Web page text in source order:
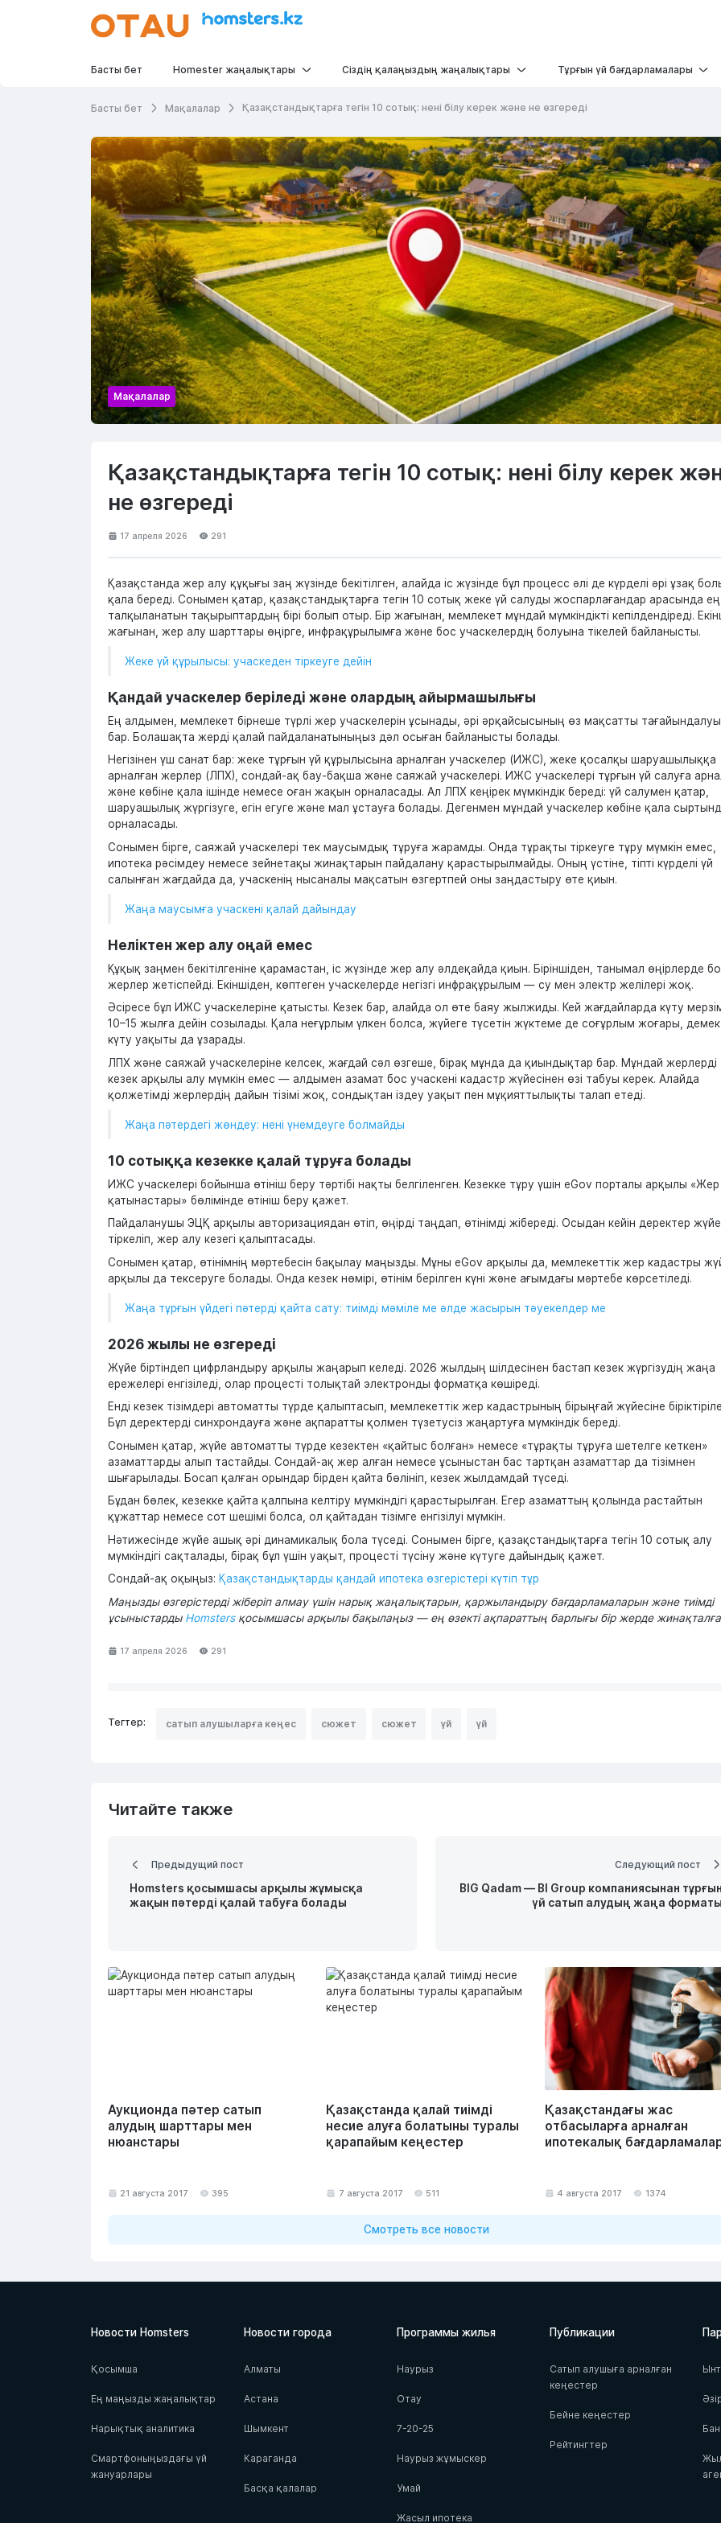
Басты бет Homester жаңалықтары Сіздің қалаңыздың жаңалықтары Тұрғын үй бағдарламалары
Басты бет Мақалалар Қазақстандықтарға тегін 10 сотық: нені білу керек және не өзгереді
Мақалалар
Қазақстандықтарға тегін 10 сотық: нені білу керек
не өзгереді
17 апреля 2026 291
Қазақстанда жер алу құқығы заң жүзінде бекітілген, алайда іс жүзінде бұл процесс әлі де күрделі әрі ұзақ
қала береді. Сонымен қатар, қазақстандықтарға тегін 10 сотық жеке үй салуды жоспарлағандар арасында
талқыланатын тақырыптардың бірі болып отыр. Бір жағынан, мемлекет мұндай мүмкіндікті кепілдендіреді.
жағынан, жер алу шарттары өңірге, инфрақұрылымға және бос учаскелердің болуына тікелей байланысты.
Жеке үй құрылысы: учаскеден тіркеуге дейін
Қандай учаскелер беріледі және олардың айырмашылығы
Ең алдымен, мемлекет бірнеше түрлі жер учаскелерін ұсынады, әрі әрқайсысының өз мақсатты тағайындалуы
бар. Болашақта жерді қалай пайдаланатыныңыз дәл осыған байланысты болады.
Негізінен үш санат бар: жеке тұрғын үй құрылысына арналған учаскелер (ИЖС), жеке қосалқы шаруашылыққа
арналған жерлер (ЛПХ), сондай-ақ бау-бақша және саяжай учаскелері. ИЖС учаскелері тұрғын үй салуға
және көбіне қала ішінде немесе оған жақын орналасады. Ал ЛПХ кеңірек мүмкіндік береді: үй салумен қатар,
шаруашылық жүргізуге, егін егуге және мал ұстауға болады. Дегенмен мұндай учаскелер көбіне қала
орналасады.
Сонымен бірге, саяжай учаскелері тек маусымдық тұруға жарамды. Онда тұрақты тіркеуге тұру мүмкін емес,
ипотека рәсімдеу немесе зейнетақы жинақтарын пайдалану қарастырылмайды. Оның үстіне, тіпті күрделі үй
салынған жағдайда да, учаскенің нысаналы мақсатын өзгертпей оны заңдастыру өте қиын.
Жаңа маусымға учаскені қалай дайындау
Неліктен жер алу оңай емес
Құқық заңмен бекітілгеніне қарамастан, іс жүзінде жер алу әлдеқайда қиын. Біріншіден, танымал өңірлерде
жерлер жетіспейді. Екіншіден, көптеген учаскелерде негізгі инфрақұрылым — су мен электр желілері жоқ.
Әсіресе бұл ИЖС учаскелеріне қатысты. Кезек бар, алайда ол өте баяу жылжиды. Кей жағдайларда күту
10–15 жылға дейін созылады. Қала неғұрлым үлкен болса, жүйеге түсетін жүктеме де соғұрлым жоғары, демек
күту уақыты да ұзарады.
ЛПХ және саяжай учаскелеріне келсек, жағдай сәл өзгеше, бірақ мұнда да қиындықтар бар. Мұндай жерлерді
кезек арқылы алу мүмкін емес — алдымен азамат бос учаскені кадастр жүйесінен өзі табуы керек. Алайда
қолжетімді жерлердің дайын тізімі жоқ, сондықтан іздеу уақыт пен мұқияттылықты талап етеді.
Жаңа пәтердегі жөндеу: нені үнемдеуге болмайды
10 сотыққа кезекке қалай тұруға болады
ИЖС учаскелері бойынша өтініш беру тәртібі нақты белгіленген. Кезекке тұру үшін eGov порталы арқылы «Жер
қатынастары» бөлімінде өтініш беру қажет.
Пайдаланушы ЭЦҚ арқылы авторизациядан өтіп, өңірді таңдап, өтінімді жібереді. Осыдан кейін деректер
тіркеліп, жер алу кезегі қалыптасады.
Сонымен қатар, өтінімнің мәртебесін бақылау маңызды. Мұны eGov арқылы да, мемлекеттік жер кадастры
арқылы да тексеруге болады. Онда кезек нөмірі, өтінім берілген күні және ағымдағы мәртебе көрсетіледі.
Жаңа тұрғын үйдегі пәтерді қайта сату: тиімді мәміле ме әлде жасырын тәуекелдер ме
2026 жылы не өзгереді
Жүйе біртіндеп цифрландыру арқылы жаңарып келеді. 2026 жылдың шілдесінен бастап кезек жүргізудің жаңа
ережелері енгізіледі, олар процесті толықтай электронды форматқа көшіреді.
Енді кезек тізімдері автоматты түрде қалыптасып, мемлекеттік жер кадастрының бірыңғай жүйесіне
Бұл деректерді синхрондауға және ақпаратты қолмен түзетусіз жаңартуға мүмкіндік береді.
Сонымен қатар, жүйе автоматты түрде кезектен «қайтыс болған» немесе «тұрақты тұруға шетелге кеткен»
азаматтарды алып тастайды. Сондай-ақ жер алған немесе ұсыныстан бас тартқан азаматтар да тізімнен
шығарылады. Босап қалған орындар бірден қайта бөлініп, кезек жылдамдай түседі.
Бұдан бөлек, кезекке қайта қалпына келтіру мүмкіндігі қарастырылған. Егер азаматтың қолында растайтын
құжаттар немесе сот шешімі болса, ол қайтадан тізімге енгізілуі мүмкін.
Нәтижесінде жүйе ашық әрі динамикалық бола түседі. Сонымен бірге, қазақстандықтарға тегін 10 сотық алу
мүмкіндігі сақталады, бірақ бұл үшін уақыт, процесті түсіну және күтуге дайындық қажет.
Сондай-ақ оқыңыз: Қазақстандықтарды қандай ипотека өзгерістері күтіп тұр
Маңызды өзгерістерді жіберіп алмау үшін нарық жаңалықтарын, қаржыландыру бағдарламаларын және тиімді
ұсыныстарды Homstersқосымшасы арқылы бақылаңыз — ең өзекті ақпараттың барлығы бір жерде
17 апреля 2026 291
Тегтер: сатып алушыларға кеңес сюжет сюжет үй үй
Читайте также
Предыдущий пост
Homsters қосымшасы арқылы жұмысқа
жақын пәтерді қалай табуға болады
Следующий пост
BIG Qadam — BI Group компаниясынан тұрғын
үй сатып алудың жаңа форматы
Аукционда пәтер сатып
алудың шарттары мен
нюанстары
21 августа 2017 395
Қазақстанда қалай тиімді
несие алуға болатыны туралы
қарапайым кеңестер
7 августа 2017 511
Қазақстандағы жас
отбасыларға арналған
ипотекалық
4 августа 2017 1374
Смотреть все новости
Новости Homsters
Қосымша
Ең маңызды жаңалықтар
Нарықтық аналитика
Смартфоныңыздағы үй
жануарлары
Новости города
Алматы
Астана
Шымкент
Караганда
Басқа қалалар
Программы жилья
Наурыз
Отау
7-20-25
Наурыз жұмыскер
Умай
Жасыл ипотека
Публикации
Сатып алушыға арналған
кеңестер
Бейне кеңестер
Рейтингтер